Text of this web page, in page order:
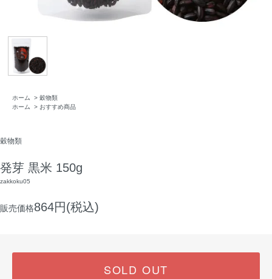
ホーム > 穀物類
ホーム
> おすすめ商品
穀物類
発芽 黒米 150g
zakkoku05
販売価格864円(税込)
SOLD OUT